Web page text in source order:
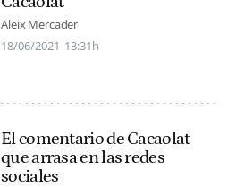
Aleix Mercader
18/06/2021 13:31h
El comentario de Cacaolat
que arrasa en las redes
sociales